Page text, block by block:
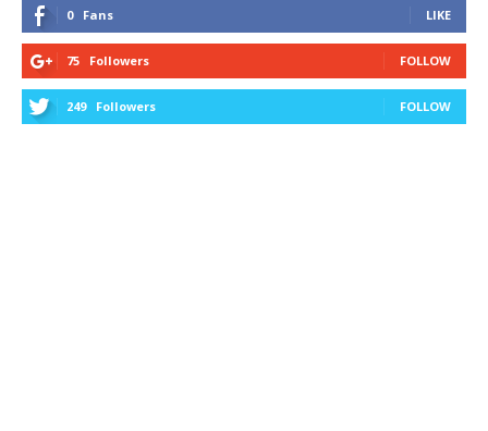
0 Fans LIKE
75 Followers FOLLOW
249 Followers FOLLOW